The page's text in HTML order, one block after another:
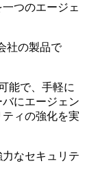
つのエージェ
社の製品で
能で、手軽に
にエージェン
ィの強化を実
力なセキュリテ